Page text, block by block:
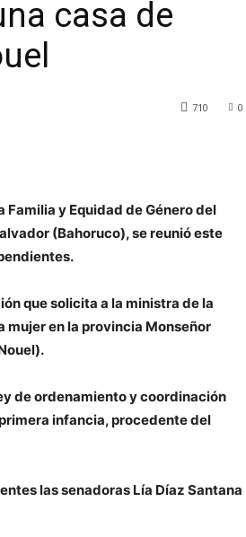
casa de
0
710
y Equidad de Género del
(Bahoruco), se reunió este
que solicita a la ministra de la
mujer en la provincia Monseñor
de ordenamiento y coordinación
infancia, procedente del
las senadoras Lía Díaz Santana